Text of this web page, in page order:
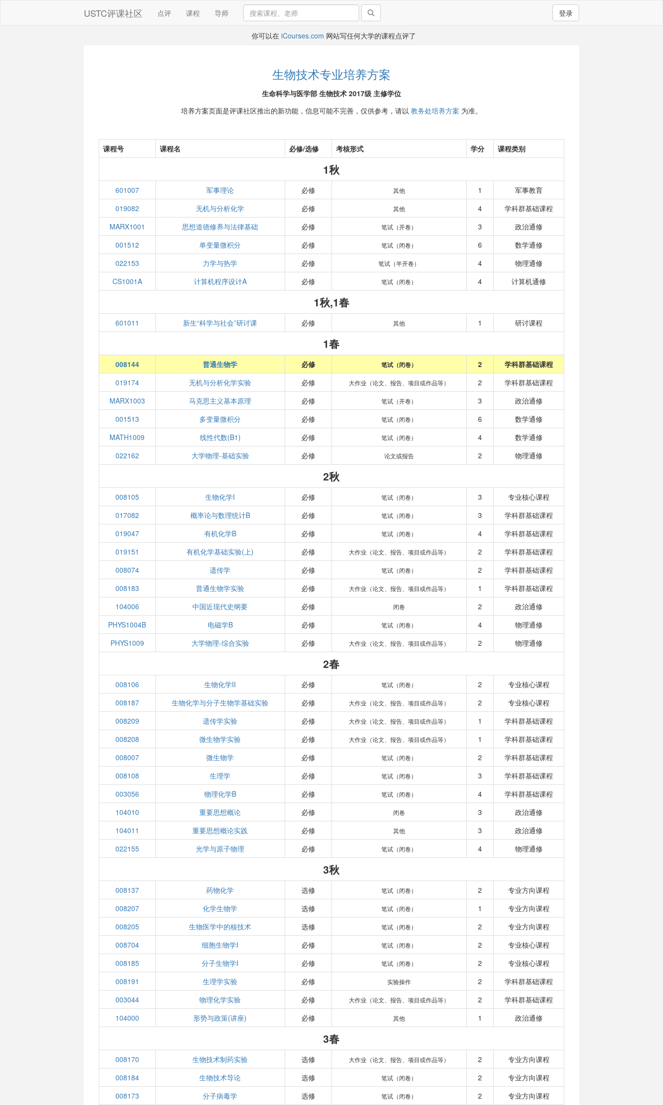
USTC评课社区 点评 课程 导师 登录
你可以在 iCourses.com 网站写任何大学的课程点评了
生物技术专业培养方案
生命科学与医学部 生物技术 2017级 主修学位
培养方案页面是评课社区推出的新功能，信息可能不完善，仅供参考，请以 教务处培养方案 为准。
课程号 课程名 必修/选修 考核形式 学分 课程类别
1秋
601007 军事理论 必修 其他 1
军事教育
019082
无机与分析化学 必修 其他 4
学科群基础课程
MARX1001
思想道德修养与法律基础 必修 笔试（开卷） 3
政治通修
001512
单变量微积分 必修 笔试（闭卷） 6
数学通修
022153
力学与热学 必修 笔试（半开卷） 4
物理通修
CS1001A
计算机程序设计A 必修 笔试（闭卷） 4 计算机通修
1秋,1春
601011 新生“科学与社会”研讨课 必修 其他 1 研讨课程
1春
008144 普通生物学 必修 笔试（闭卷） 2
学科群基础课程
019174
无机与分析化学实验 必修 大作业（论文、报告、项目或作品等） 2
学科群基础课程
MARX1003
马克思主义基本原理 必修 笔试（开卷） 3
政治通修
001513
多变量微积分 必修 笔试（闭卷） 6
数学通修
MATH1009
线性代数(B1) 必修 笔试（闭卷） 4
数学通修
022162
大学物理-基础实验 必修 论文或报告 2 物理通修
2秋
008105 生物化学I 必修 笔试（闭卷） 3
专业核心课程
017082
概率论与数理统计B 必修 笔试（闭卷） 3
学科群基础课程
019047
有机化学B 必修 笔试（闭卷） 4
学科群基础课程
019151
有机化学基础实验(上) 必修 大作业（论文、报告、项目或作品等） 2
学科群基础课程
008074
遗传学 必修 笔试（闭卷） 2
学科群基础课程
008183
普通生物学实验 必修 大作业（论文、报告、项目或作品等） 1
学科群基础课程
104006
中国近现代史纲要 必修 闭卷 2
政治通修
PHYS1004B
电磁学B 必修 笔试（闭卷） 4
物理通修
PHYS1009
大学物理-综合实验 必修 大作业（论文、报告、项目或作品等） 2 物理通修
2春
008106 生物化学II 必修 笔试（闭卷） 2
专业核心课程
008187
生物化学与分子生物学基础实验 必修 大作业（论文、报告、项目或作品等） 2
专业核心课程
008209
遗传学实验 必修 大作业（论文、报告、项目或作品等） 1
学科群基础课程
008208
微生物学实验 必修 大作业（论文、报告、项目或作品等） 1
学科群基础课程
008007
微生物学 必修 笔试（闭卷） 2
学科群基础课程
008108
生理学 必修 笔试（闭卷） 3
学科群基础课程
003056
物理化学B 必修 笔试（闭卷） 4
学科群基础课程
104010
重要思想概论 必修 闭卷 3
政治通修
104011
重要思想概论实践 必修 其他 3
政治通修
022155
光学与原子物理 必修 笔试（闭卷） 4 物理通修
3秋
008137 药物化学 选修 笔试（闭卷） 2
专业方向课程
008207
化学生物学 选修 笔试（闭卷） 1
专业方向课程
008205
生物医学中的核技术 选修 笔试（闭卷） 2
专业方向课程
008704
细胞生物学I 必修 笔试（闭卷） 2
专业核心课程
008185
分子生物学I 必修 笔试（闭卷） 2
专业核心课程
008191
生理学实验 必修 实验操作 2
学科群基础课程
003044
物理化学实验 必修 大作业（论文、报告、项目或作品等） 2
学科群基础课程
104000
形势与政策(讲座) 必修 其他 1 政治通修
3春
008170 生物技术制药实验 选修 大作业（论文、报告、项目或作品等） 2
专业方向课程
008184
生物技术导论 选修 笔试（闭卷） 2
专业方向课程
008173
分子病毒学 选修 笔试（闭卷） 2 专业方向课程